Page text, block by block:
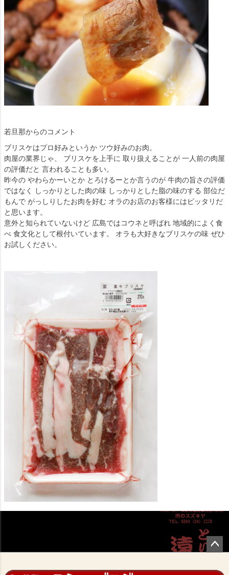
若旦那からのコメント
ブリスケはプロ好みというか ツウ好みのお肉。
肉屋の業界じゃ、 ブリスケを上手に 取り扱えることが 一人前の肉屋
の評価だと 言われることも多い。
昨今の やわらかーいとか とろけるーとか言うのが 牛肉の旨さの評価
ではなく しっかりとした肉の味 しっかりとした脂の味のする 部位だ
もんで がっしりしたお肉を好む オラのお店のお客様にはピッタリだ
と思います。
意外と知られていないけど 広島ではコウネと呼ばれ 地域的によく食
べ 食文化として根付いています。 オラも大好きなブリスケの味 ぜひ
お試しください。
ジト